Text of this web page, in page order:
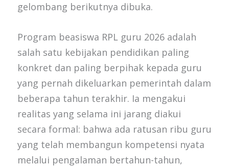
gelombang berikutnya dibuka.
Program beasiswa RPL guru 2026 adalah
salah satu kebijakan pendidikan paling
konkret dan paling berpihak kepada guru
yang pernah dikeluarkan pemerintah dalam
beberapa tahun terakhir. Ia mengakui
realitas yang selama ini jarang diakui
secara formal: bahwa ada ratusan ribu guru
yang telah membangun kompetensi nyata
melalui pengalaman bertahun-tahun,